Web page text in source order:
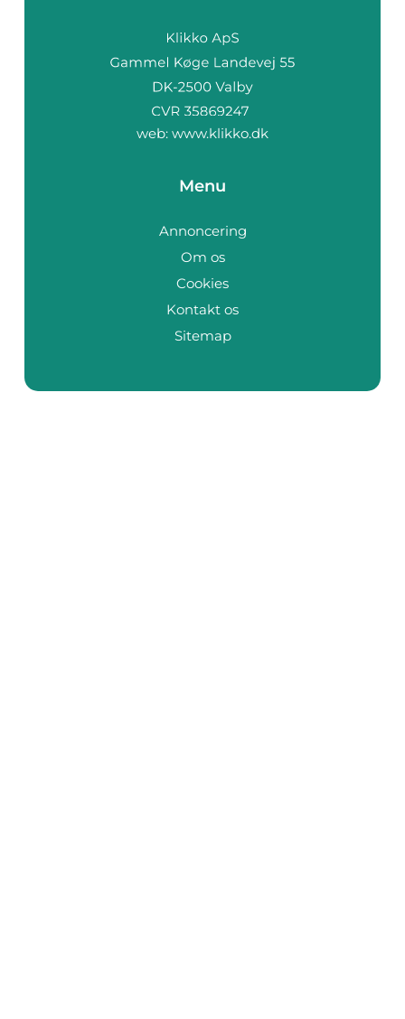
web: www.klikko.dk
Menu
Annoncering
Om os
Cookies
Kontakt os
Sitemap